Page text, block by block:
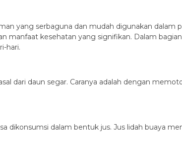
yang serbaguna dan mudah digunakan dalam
manfaat kesehatan yang signifikan. Dalam
hari.
dari daun segar. Caranya adalah dengan
dikonsumsi dalam bentuk jus. Jus lidah buaya